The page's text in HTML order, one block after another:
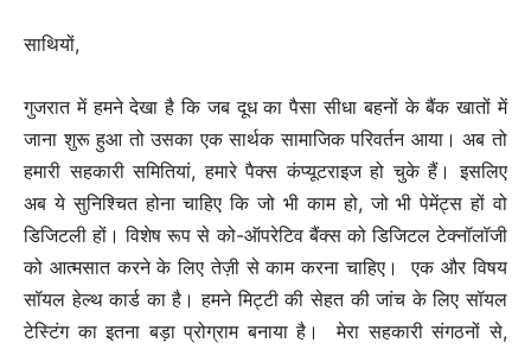
साथियों,
गुजरात में हमने देखा है कि जब दूध का पैसा सीधा बहनों के बैंक खातों में
जाना शुरू हुआ तो उसका एक सार्थक सामाजिक परिवर्तन आया। अब तो
हमारी सहकारी समितियां, हमारे पैक्स कंप्यूटराइज हो चुके हैं। इसलिए
अब ये सुनिश्चित होना चाहिए कि जो भी काम हो, जो भी पेमेंट्स हों वो
डिजिटली हों। विशेष रूप से को-ऑपरेटिव बैंक्स को डिजिटल टेक्नॉलॉजी
को आत्मसात करने के लिए तेज़ी से काम करना चाहिए। एक और विषय
सॉयल हेल्थ कार्ड का है। हमने मिट्टी की सेहत की जांच के लिए सॉयल
टेस्टिंग का इतना बड़ा प्रोग्राम बनाया है। मेरा सहकारी संगठनों से,